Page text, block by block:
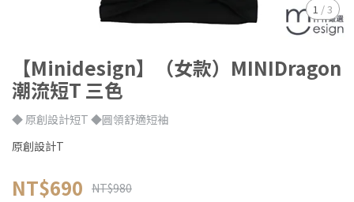
1 /3
【Minidesign】（女款）MINIDragon
潮流短T 三色
◆ 原創設計短T ◆圓領舒適短袖
原創設計T
NT$690 NT$980